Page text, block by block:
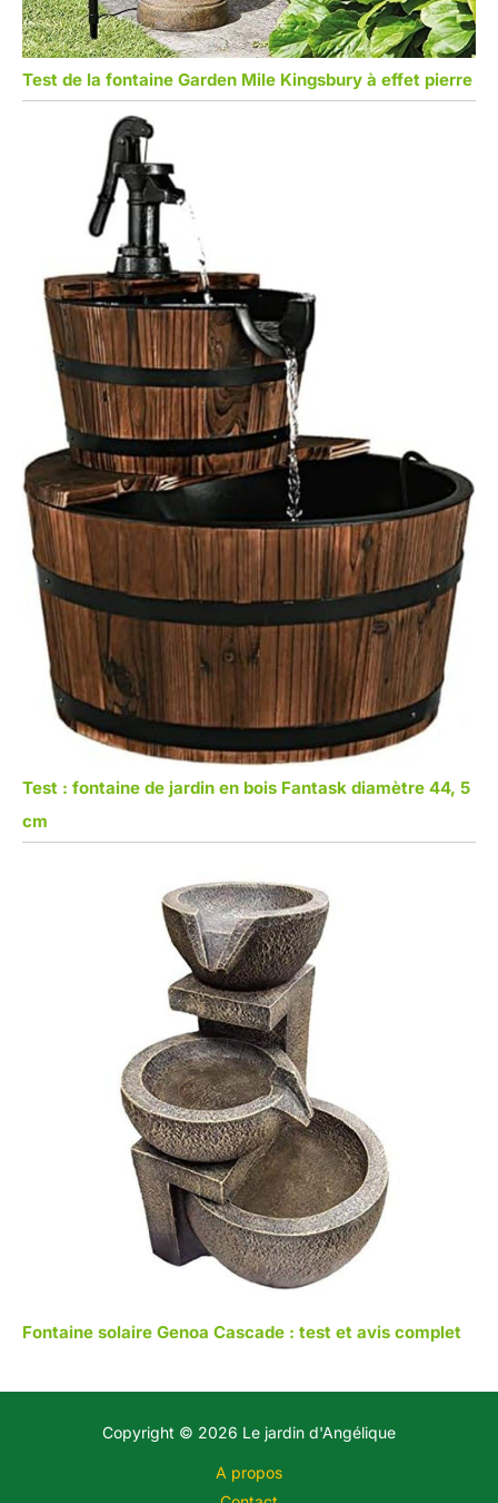
Test de la fontaine Garden Mile Kingsbury à effet pierre
Test : fontaine de jardin en bois Fantask diamètre 44, 5
cm
Fontaine solaire Genoa Cascade : test et avis complet
Copyright © 2026 Le jardin d'Angélique
A propos